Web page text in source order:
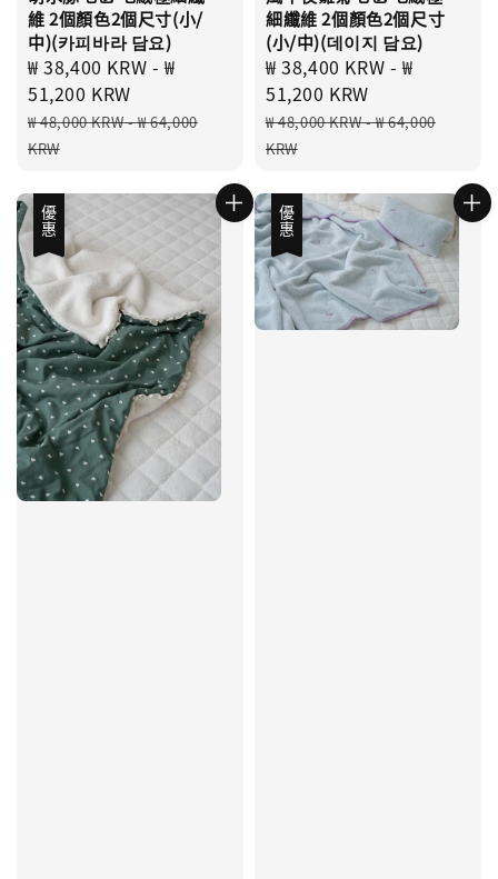
維 2個顏色2個尺寸(小/
中)(카피바라 담요)
Sale
price
₩ 38,400 KRW -₩
51,200 KRW
Regular
price
₩ 48,000 KRW-₩ 64,000
KRW
細纖維 2個顏色2個尺寸
(小/中)(데이지 담요)
Sale
price
₩ 38,400 KRW -₩
51,200 KRW
Regular
price
₩ 48,000 KRW-₩ 64,000
KRW
優惠 優惠